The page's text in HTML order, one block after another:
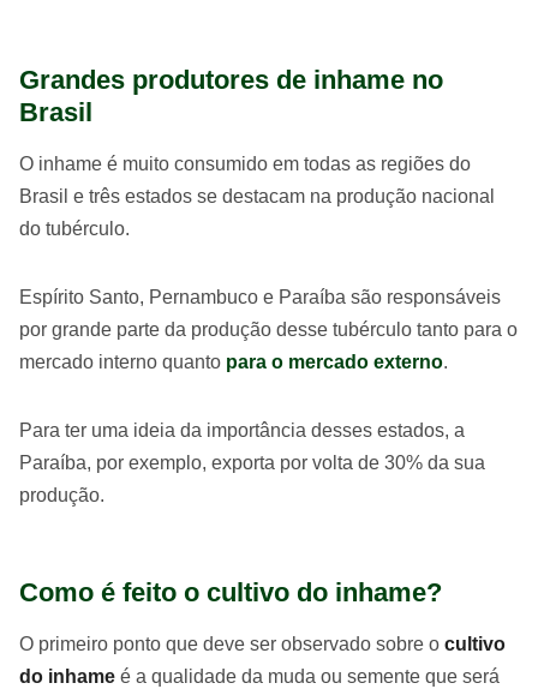
Grandes produtores de inhame no
Brasil
O inhame é muito consumido em todas as regiões do
Brasil e três estados se destacam na produção nacional
do tubérculo.
Espírito Santo, Pernambuco e Paraíba são responsáveis
por grande parte da produção desse tubérculo tanto para o
mercado interno quanto para o mercado externo.
Para ter uma ideia da importância desses estados, a
Paraíba, por exemplo, exporta por volta de 30% da sua
produção.
Como é feito o cultivo do inhame?
O primeiro ponto que deve ser observado sobre o cultivo
do inhame é a qualidade da muda ou semente que será